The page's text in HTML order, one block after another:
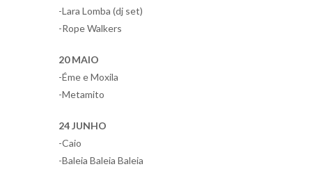
-Lara Lomba (dj set)
-Rope Walkers
20 MAIO
-Éme e Moxila
-Metamito
24 JUNHO
-Caio
-Baleia Baleia Baleia